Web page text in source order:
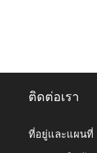
ติดต่อเรา
ที่อยู่และแผนที่